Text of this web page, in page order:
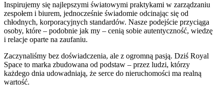
Inspirujemy się najlepszymi światowymi praktykami w zarządzaniu
zespołem i biurem, jednocześnie świadomie odcinając się od
chłodnych, korporacyjnych standardów. Nasze podejście przyciąga
osoby, które – podobnie jak my – cenią sobie autentyczność, wiedzę
i relacje oparte na zaufaniu.
Zaczynaliśmy bez doświadczenia, ale z ogromną pasją. Dziś Royal
Space to marka zbudowana od podstaw – przez ludzi, którzy
każdego dnia udowadniają, że serce do nieruchomości ma realną
wartość.